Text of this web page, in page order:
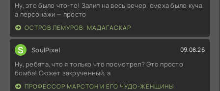
Ну, это было что-то! Залип на весь вечер, смеха было куча,
а персонажи — просто
ОСТРОВ ЛЕМУРОВ: МАДАГАСКАР
S SoulPixel 09.08.26
Ну, ребята, что я только что посмотрел? Это просто
бомба! Сюжет закрученный, а
ПРОФЕССОР МАРСТОН И ЕГО ЧУДО-ЖЕНЩИНЫ